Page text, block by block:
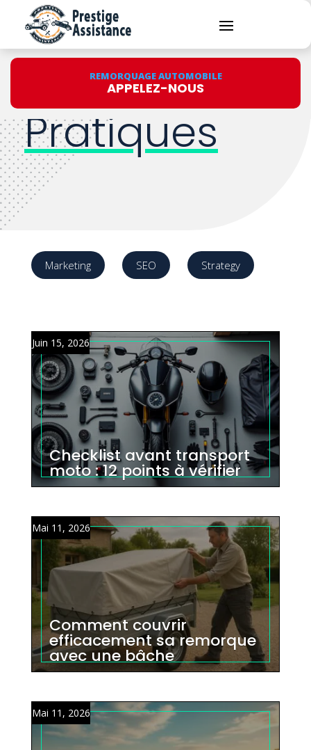
REMORQUAGE AUTOMOBILE
APPELEZ-NOUS
Conseils
Pratiques
Marketing SEO Strategy
Checklist avant transport
moto : 12 points à vérifier
Juin 15, 2026
Comment couvrir
efficacement sa remorque
avec une bâche
Mai 11, 2026
Mai 11, 2026